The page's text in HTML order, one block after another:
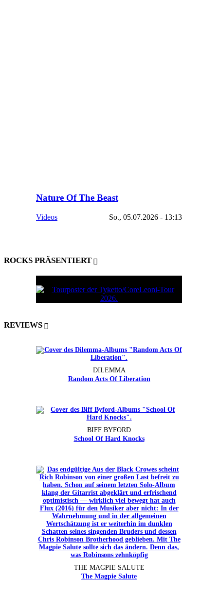
Nature Of The Beast
Videos So., 05.07.2026 - 13:13
ROCKS PRÄSENTIERT
REVIEWS
DILEMMA
Random Acts Of Liberation
BIFF BYFORD
School Of Hard Knocks
THE MAGPIE SALUTE
The Magpie Salute